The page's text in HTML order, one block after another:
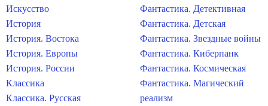
Искусство
История
История. Востока
История. Европы
История. России
Классика
Классика. Русская
Фантастика. Детективная
Фантастика. Детская
Фантастика. Звездные войны
Фантастика. Киберпанк
Фантастика. Космическая
Фантастика. Магический
реализм